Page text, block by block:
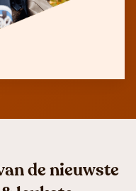
de nieuwste